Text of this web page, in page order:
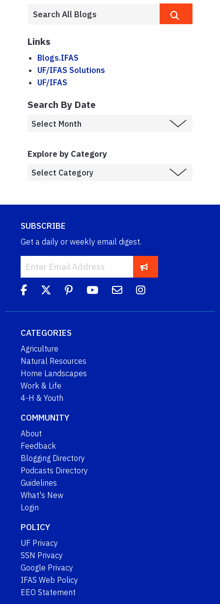
Links
Blogs.IFAS
UF/IFAS Solutions
UF/IFAS
Search By Date
Explore by Category
SUBSCRIBE
Get a daily or weekly email digest.
CATEGORIES
Agriculture
Natural Resources
Home Landscapes
Work & Life
4-H & Youth
COMMUNITY
About
Feedback
Blogging Directory
Podcasts Directory
Guidelines
What's New
Login
POLICY
UF Privacy
SSN Privacy
Google Privacy
IFAS Web Policy
EEO Statement